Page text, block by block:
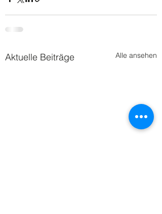
Aktuelle Beiträge Alle ansehen